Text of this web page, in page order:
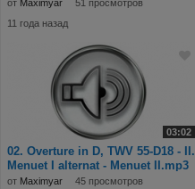
от Maximyar
51 просмотров
11 года назад
03:02
02. Overture in D, TWV 55-D18 - II.
Menuet I alternat - Menuet II.mp3
от Maximyar 45 просмотров